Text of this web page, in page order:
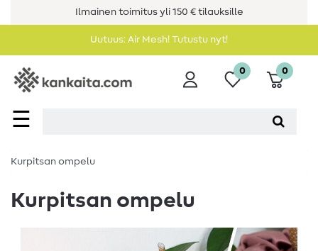
Ilmainen toimitus yli 150 € tilauksille
Uutuus: Air Mesh! Tutustu nyt!
☰
0 0
Kurpitsan ompelu
Kurpitsan ompelu